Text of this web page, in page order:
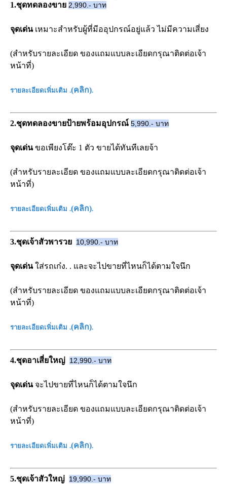
1.ชุดทดลองขาย 2,990.- บาท
จุดเด่น เหมาะสำหรับผู้ที่มีออุปกรณ์อยู่แล้ว ไม่มีความเสี่ยง
(สำหรับรายละเอียด ของแถมแบบละเอียดกรุณาติดต่อเจ้า
หน้าที่)
รายละเอียดเพิ่มเติม .(คลิก).
2.ชุดทดลองขายป้ายพร้อมอุปกรณ์ 5,990.- บาท
จุดเด่นขอเพียงโต๊ะ 1 ตัว ขายได้ทันทีเลยจ้า
(สำหรับรายละเอียด ของแถมแบบละเอียดกรุณาติดต่อเจ้า
หน้าที่)
รายละเอียดเพิ่มเติม .(คลิก).
3.ชุดเจ้าสัวพารวย 10,990.- บาท
จุดเด่นใส่รถเก๋ง. . และจะไปขายที่ไหนก็ได้ตามใจนึก
(สำหรับรายละเอียด ของแถมแบบละเอียดกรุณาติดต่อเจ้า
หน้าที่)
รายละเอียดเพิ่มเติม .(คลิก).
4.ชุดอาเสี่ยใหญ่ 12,990.- บาท
จุดเด่น จะไปขายที่ไหนก็ได้ตามใจนึก
(สำหรับรายละเอียด ของแถมแบบละเอียดกรุณาติดต่อเจ้า
หน้าที่)
รายละเอียดเพิ่มเติม .(คลิก).
5.ชุดเจ้าสัวใหญ่ 19,990.- บาท